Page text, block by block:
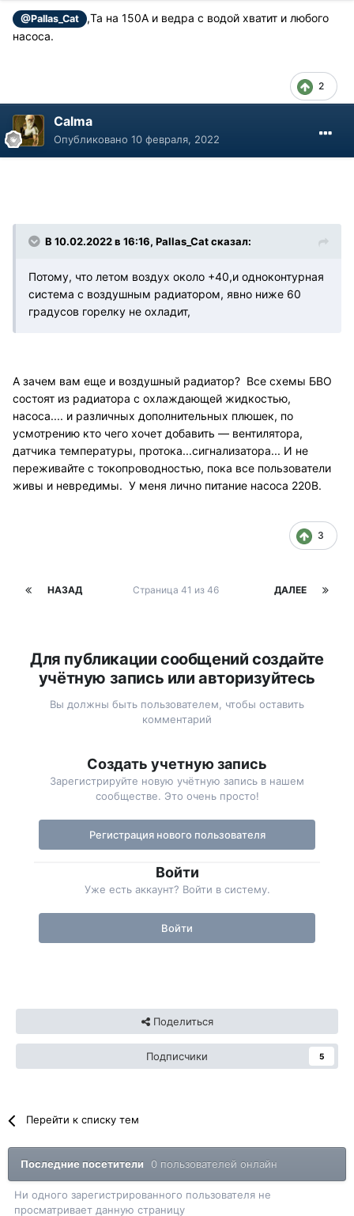
@Pallas_Cat
,Та на 150А и ведра с водой хватит и любого
насоса.
2
Calma
Опубликовано 10 февраля, 2022
В 10.02.2022 в 16:16, Pallas_Cat сказал:
Потому, что летом воздух около +40,и одноконтурная
система с воздушным радиатором, явно ниже 60
градусов горелку не охладит,
А зачем вам еще и воздушный радиатор? Все схемы БВО
состоят из радиатора с охлаждающей жидкостью,
насоса.... и различных дополнительных плюшек, по
усмотрению кто чего хочет добавить — вентилятора,
датчика температуры, протока...сигнализатора... И не
переживайте с токопроводностью, пока все пользователи
живы и невредимы. У меня лично питание насоса 220В.
3
НАЗАД ДАЛЕЕ
Страница 41 из 46
Для публикации сообщений создайте
учётную запись или авторизуйтесь
Вы должны быть пользователем, чтобы оставить
комментарий
Создать учетную запись
Зарегистрируйте новую учётную запись в нашем
сообществе. Это очень просто!
Регистрация нового пользователя
Войти
Уже есть аккаунт? Войти в систему.
Войти
Поделиться
Подписчики 5
Перейти к списку тем
Последние посетители 0 пользователей онлайн
Ни одного зарегистрированного пользователя не
просматривает данную страницу